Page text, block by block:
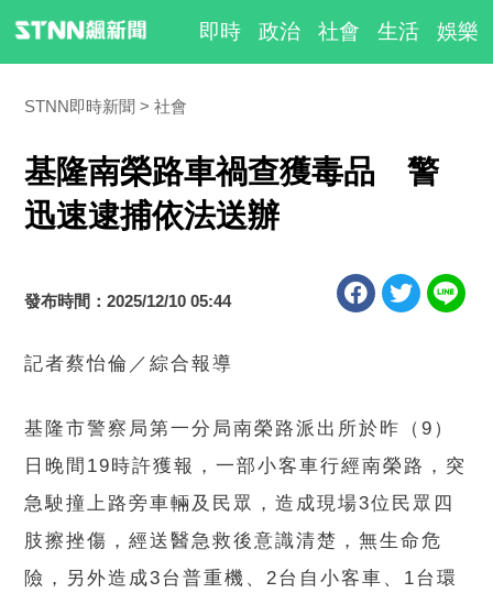
即時 政治 社會 生活 娛樂
STNN即時新聞 社會
基隆南榮路車禍查獲毒品 警
迅速逮捕依法送辦
發布時間：2025/12/10 05:44
記者蔡怡倫／綜合報導
基隆市警察局第一分局南榮路派出所於昨（9）
日晚間19時許獲報，一部小客車行經南榮路，突
急駛撞上路旁車輛及民眾，造成現場3位民眾四
肢擦挫傷，經送醫急救後意識清楚，無生命危
險，另外造成3台普重機、2台自小客車、1台環